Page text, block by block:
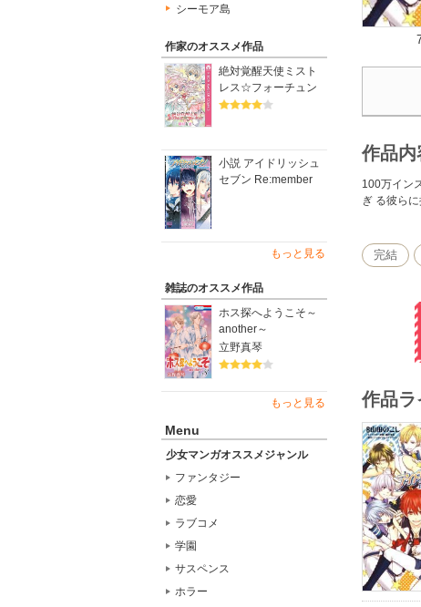
シーモア島
作家のオススメ作品
絶対覚醒天使ミスト
レス☆フォーチュン
小説 アイドリッシュ
セブン Re:member
もっと見る
雑誌のオススメ作品
ホス探へようこそ～
another～
立野真琴
もっと見る
Menu
少女マンガオススメジャンル
ファンタジー
恋愛
ラブコメ
学園
サスペンス
ホラー
作品内
100万イン
ぎ る彼ら
完結
作品